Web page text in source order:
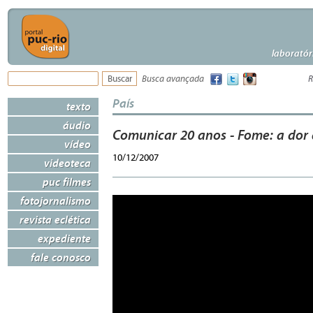
Busca avançada
texto
áudio
vídeo
videoteca
puc filmes
fotojornalismo
revista eclética
expediente
fale conosco
País
Comunicar 20 anos - Fome: a
10/12/2007